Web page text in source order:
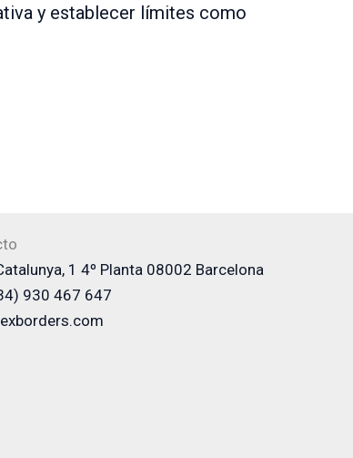
y establecer límites como
1 4º Planta 08002 Barcelona
930 467 647